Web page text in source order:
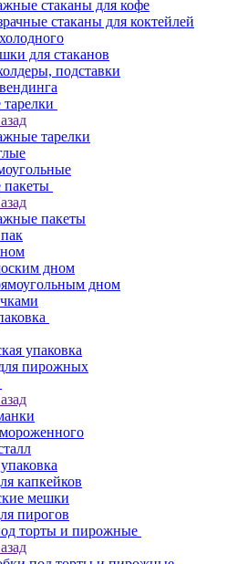
стаканы для кофе
стаканы для коктейлей
для стаканов
подставки
тарелки
пакеты
дном
дном
упаковка
пирожных
капкейков
мешки
пирогов
торты и пирожные